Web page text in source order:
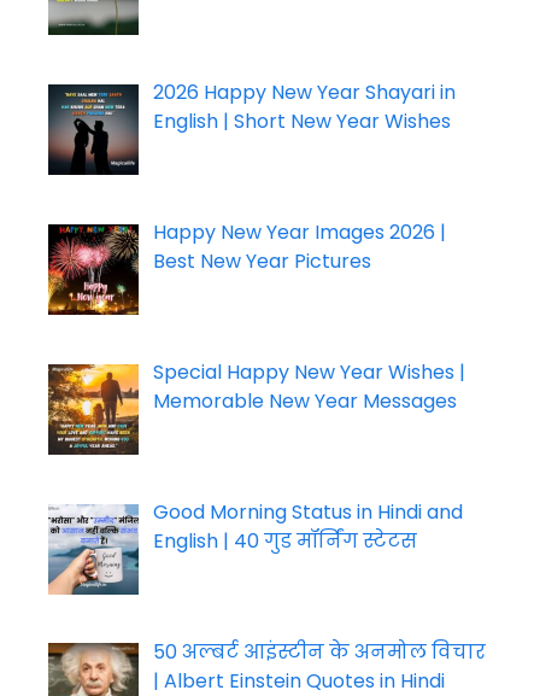
2026 Happy New Year Shayari in
English | Short New Year Wishes
Happy New Year Images 2026 |
Best New Year Pictures
Special Happy New Year Wishes |
Memorable New Year Messages
Good Morning Status in Hindi and
English | 40 गुड मॉर्निंग स्टेटस
50 अल्बर्ट आइंस्टीन के अनमोल विचार
| Albert Einstein Quotes in Hindi